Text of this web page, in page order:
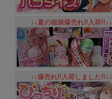
↓↓夏の福袋爆売れ!!入荷!!↓↓
↓↓爆売れ!!入荷しました!!↓↓